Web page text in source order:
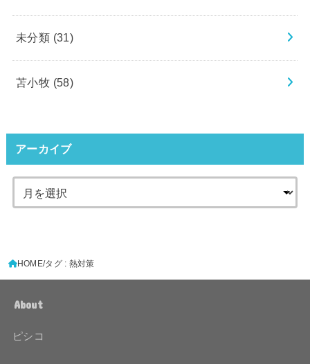
未分類 (31)
苫小牧 (58)
アーカイブ
HOME タグ : 熱対策
About
ピシコ